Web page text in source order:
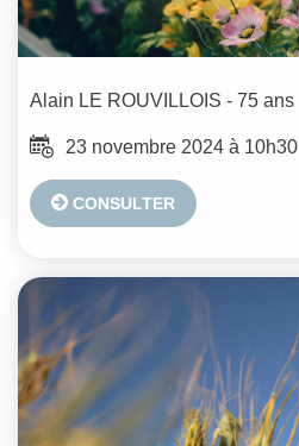
Alain LE ROUVILLOIS - 75 ans
23 novembre 2024 à 10h30
CONSULTER